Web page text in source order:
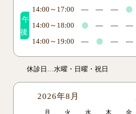
午
後
14:00～17:00 ― ― ― ●
14:00～18:00 ● ― ― ―
14:00～19:00 ― ● ― ―
休診日…水曜・日曜・祝日
2026年8月
月 火 水 木 金